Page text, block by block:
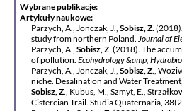
Wybrane publikacje:
Artykuły naukowe:
Parzych, A., Jonczak, J., Sobisz, Z.
study from northern Poland. Journal of
Parzych, A., Sobisz, Z. (2018). The
of pollution. Ecohydrology&amp;
Parzych, A., Jonczak, J., Sobisz, Z.,
niche. Desalination and Water
Sobisz, Z., Kubus, M., Szmyt, E.,
Cistercian Trail. Studia Quaternaria,